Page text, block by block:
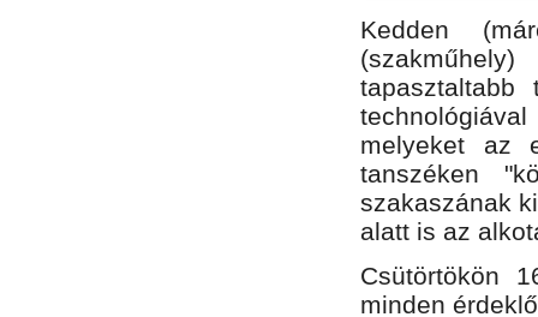
Kedden
tapasztaltabb
melyeket az
tanszéken
szakaszának
alatt is az
Csütörtökön
minden